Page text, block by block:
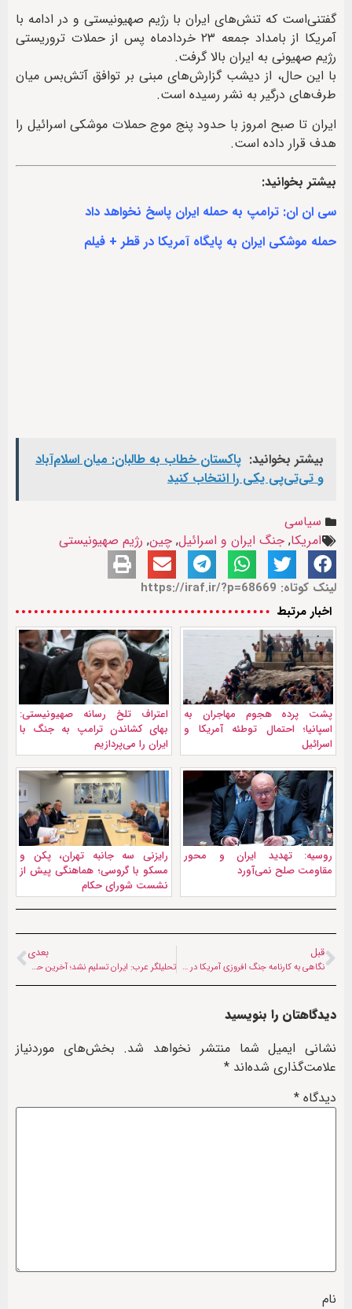
گفتنی‌است که تنش‌های ایران با رژیم صهیونیستی و در ادامه با
آمریکا از بامداد جمعه ۲۳ خردادماه پس از حملات تروریستی
رژیم صهیونی به ایران بالا گرفت.
با این حال، از دیشب گزارش‌های مبنی بر توافق آتش‌بس میان
طرف‌های درگیر به نشر رسیده است.
ایران تا صبح امروز با حدود پنج موج حملات موشکی اسرائیل را
هدف قرار داده است.
بیشتر بخوانید:
سی ان ان: ترامپ به حمله ایران پاسخ نخواهد داد
حمله موشکی ایران به پایگاه آمریکا در قطر + فیلم
بیشتر بخوانید: پاکستان خطاب به طالبان: میان اسلام‌آباد
و تی‌تی‌پی یکی را انتخاب کنید
سیاسی
امریکا, جنگ ایران و اسرائیل, چین, رژیم صهیونیستی
لینک کوتاه: https://iraf.ir/?p=68669
اخبار مرتبط
پشت پرده هجوم مهاجران به
اسپانیا؛ احتمال توطئه آمریکا و
اسرائیل
اعتراف تلخ رسانه صهیونیستی:
بهای کشاندن ترامپ به جنگ با
ایران را می‌پردازیم
روسیه: تهدید ایران و محور
مقاومت صلح نمی‌آورد
رایزنی سه جانبه تهران، پکن و
مسکو با گروسی؛ هماهنگی پیش از
نشست شورای حکام
قبل
نگاهی به کارنامه جنگ افروزی آمریکا در صحنه بین المللی
بعدی
تحلیلگر عرب: ایران تسلیم نشد؛ آخرین حملات از طرف تهران بود
دیدگاهتان را بنویسید
نشانی ایمیل شما منتشر نخواهد شد. بخش‌های موردنیاز
علامت‌گذاری شده‌اند *
دیدگاه *
نام